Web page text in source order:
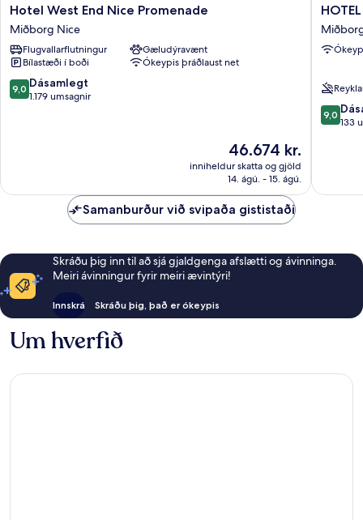
Hotel
West
End
Nice
Promenade
Miðborg
Nice
Hotel West End Nice Promenade
Miðborg Nice
Flugvallarflutningur
Gæludýravænt
Bílastæði í boði
Ókeypis þráðlaust net
9.0
af
9,0 Dásamlegt
1.179 umsagnir
Verðið
er
46.674 kr.
46.674 kr.
inniheldur skatta og gjöld
14. ágú. - 15. ágú.
HOTEL
NICE
9.0
af
9,0
133
Samanburður við svipaða gististaði
Skráðu þig inn til að sjá gjaldgenga afslætti og ávinninga.
Meiri ávinningur fyrir meiri ævintýri!
Innskrá Skráðu þig, það er ókeypis
Um hverfið